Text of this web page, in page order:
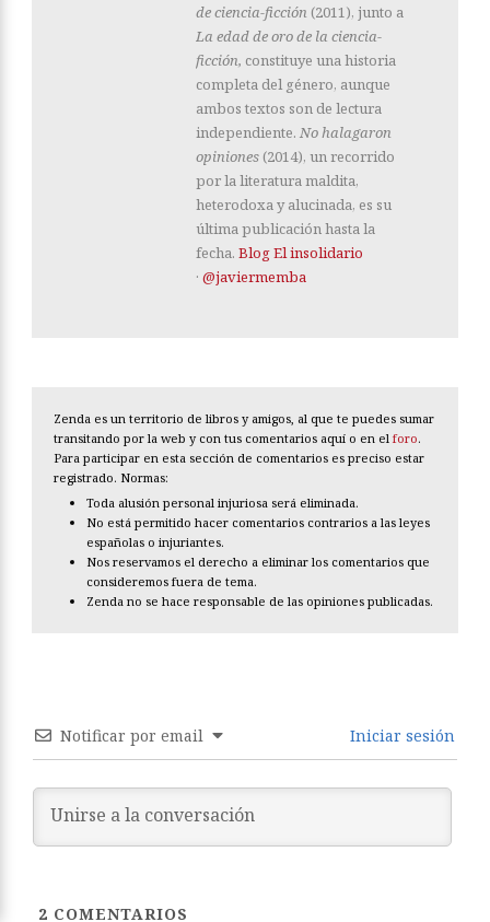
de ciencia-ficción (2011), junto a
La edad de oro de la ciencia-
ficción, constituye una historia
completa del género, aunque
ambos textos son de lectura
independiente. No halagaron
opiniones (2014), un recorrido
por la literatura maldita,
heterodoxa y alucinada, es su
última publicación hasta la
fecha. Blog El insolidario
· @javiermemba
Zenda es un territorio de libros y amigos, al que te puedes sumar
transitando por la web y con tus comentarios aquí o en el foro.
Para participar en esta sección de comentarios es preciso estar
registrado. Normas:
Toda alusión personal injuriosa será eliminada.
No está permitido hacer comentarios contrarios a las leyes
españolas o injuriantes.
Nos reservamos el derecho a eliminar los comentarios que
consideremos fuera de tema.
Zenda no se hace responsable de las opiniones publicadas.
Notificar por email Iniciar sesión
2 COMENTARIOS